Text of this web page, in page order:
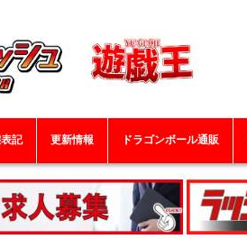
記 更新情報 ドラゴンボール通販